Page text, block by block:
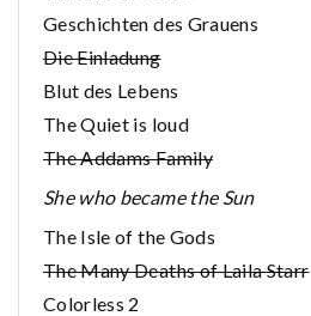
Geschichten des Grauens
Die Einladung
Blut des Lebens
The Quiet is loud
The Addams Family
She who became the Sun
The Isle of the Gods
The Many Deaths of Laila Starr
Colorless 2